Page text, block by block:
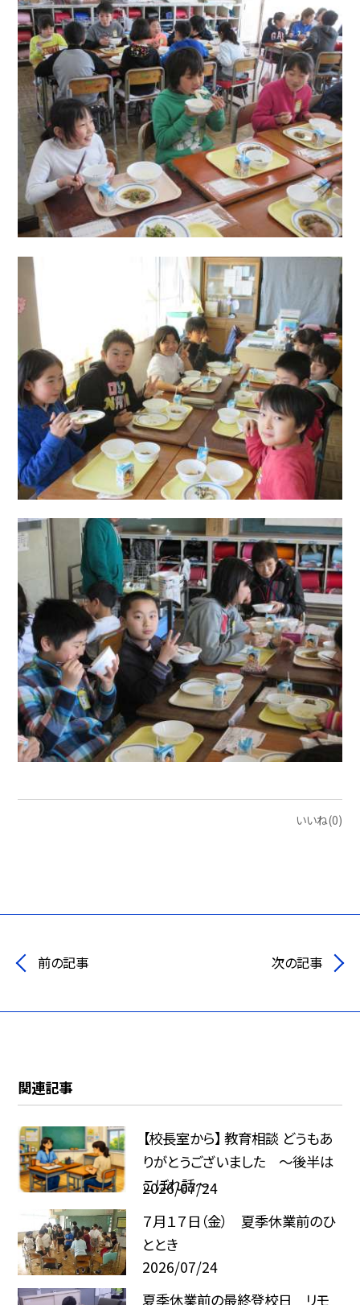
いいね(0)
前の記事 次の記事
関連記事
【校長室から】 教育相談 どうもあ
りがとうございました ～後半は
こぼれ話～
2026/07/24
７月１７日（金） 夏季休業前のひ
ととき
2026/07/24
夏季休業前の最終登校日 リモ